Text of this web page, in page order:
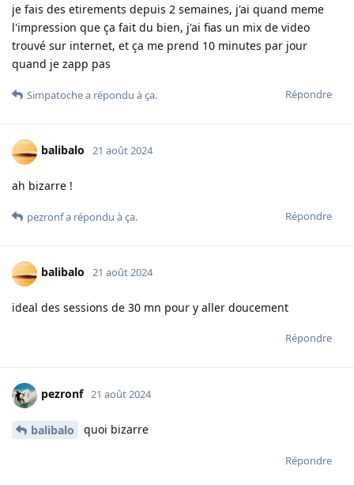
je fais des etirements depuis 2 semaines, j'ai quand meme
l'impression que ça fait du bien, j'ai fias un mix de video
trouvé sur internet, et ça me prend 10 minutes par jour
quand je zapp pas
Répondre
Simpatochea répondu à ça.
balibalo 21 août 2024
ah bizarre !
Répondre
pezronfa répondu à ça.
balibalo 21 août 2024
ideal des sessions de 30 mn pour y aller doucement
Répondre
pezronf 21 août 2024
balibalo quoi bizarre
Répondre